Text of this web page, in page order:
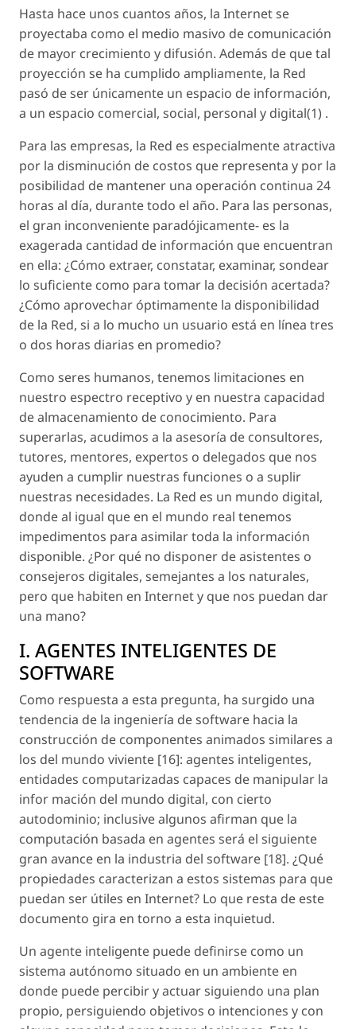
Hasta hace unos cuantos años, la Internet se
proyectaba como el medio masivo de comunicación
de mayor crecimiento y difusión. Además de que tal
proyección se ha cumplido ampliamente, la Red
pasó de ser únicamente un espacio de información,
a un espacio comercial, social, personal y digital(1) .
Para las empresas, la Red es especialmente atractiva
por la disminución de costos que representa y por la
posibilidad de mantener una operación continua 24
horas al día, durante todo el año. Para las personas,
el gran inconveniente paradójicamente- es la
exagerada cantidad de información que encuentran
en ella: ¿Cómo extraer, constatar, examinar, sondear
lo suficiente como para tomar la decisión acertada?
¿Cómo aprovechar óptimamente la disponibilidad
de la Red, si a lo mucho un usuario está en línea tres
o dos horas diarias en promedio?
Como seres humanos, tenemos limitaciones en
nuestro espectro receptivo y en nuestra capacidad
de almacenamiento de conocimiento. Para
superarlas, acudimos a la asesoría de consultores,
tutores, mentores, expertos o delegados que nos
ayuden a cumplir nuestras funciones o a suplir
nuestras necesidades. La Red es un mundo digital,
donde al igual que en el mundo real tenemos
impedimentos para asimilar toda la información
disponible. ¿Por qué no disponer de asistentes o
consejeros digitales, semejantes a los naturales,
pero que habiten en Internet y que nos puedan dar
una mano?
I. AGENTES INTELIGENTES DE
SOFTWARE
Como respuesta a esta pregunta, ha surgido una
tendencia de la ingeniería de software hacia la
construcción de componentes animados similares a
los del mundo viviente [16]: agentes inteligentes,
entidades computarizadas capaces de manipular la
infor mación del mundo digital, con cierto
autodominio; inclusive algunos afirman que la
computación basada en agentes será el siguiente
gran avance en la industria del software [18]. ¿Qué
propiedades caracterizan a estos sistemas para que
puedan ser útiles en Internet? Lo que resta de este
documento gira en torno a esta inquietud.
Un agente inteligente puede definirse como un
sistema autónomo situado en un ambiente en
donde puede percibir y actuar siguiendo una plan
propio, persiguiendo objetivos o intenciones y con